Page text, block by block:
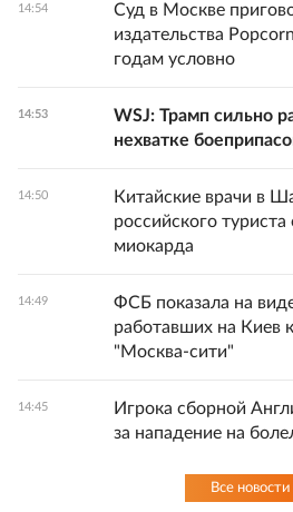
14:54
Суд в Москве
издательства
годам условно
14:53
WSJ: Трамп сильно
нехватке
14:50
Китайские врачи в
российского
миокарда
14:49
ФСБ показала на
работавших на Киев
"Москва-сити"
14:45
Игрока сборной
за нападение на
Все новости